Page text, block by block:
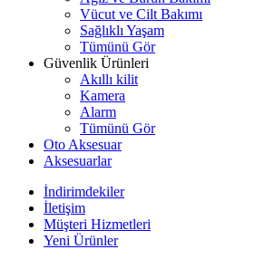
Vücut ve Cilt Bakımı
Sağlıklı Yaşam
Tümünü Gör
Güvenlik Ürünleri
Akıllı kilit
Kamera
Alarm
Tümünü Gör
Oto Aksesuar
Aksesuarlar
İndirimdekiler
İletişim
Müşteri Hizmetleri
Yeni Ürünler